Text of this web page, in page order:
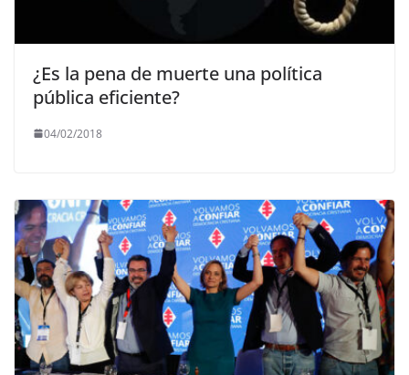
¿Es la pena de muerte una política
pública eficiente?
04/02/2018